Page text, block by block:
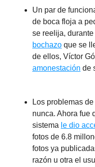
Un par de
de boca floja a
se reelija,
bochazo que se
de ellos, Víctor
amonestación de
Los problemas
nunca. Ahora fue
sistema le dio
fotos de 6.8
fotos ya
razón u otra el